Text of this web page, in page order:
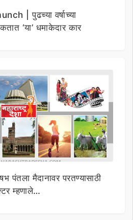
| पुढच्या वर्षाच्या
‘या’ धमाकेदार कार
मैदानावर परतण्यासाठी
म्हणाले…